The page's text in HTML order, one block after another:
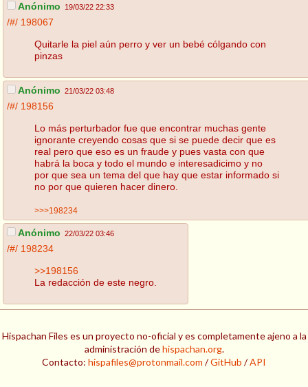
Anónimo 19/03/22 22:33
/#/ 198067
Quitarle la piel aún perro y ver un bebé cólgando con
pinzas
Anónimo 21/03/22 03:48
/#/ 198156
Lo más perturbador fue que encontrar muchas gente
ignorante creyendo cosas que si se puede decir que es
real pero que eso es un fraude y pues vasta con que
habrá la boca y todo el mundo e interesadicimo y no
por que sea un tema del que hay que estar informado si
no por que quieren hacer dinero.
>>>198234
Anónimo 22/03/22 03:46
/#/ 198234
>>198156
La redacción de este negro.
Hispachan Files es un proyecto no-oficial y es completamente ajeno a la
administración dehispachan.org.
Contacto: hispafiles@protonmail.com /GitHub /API